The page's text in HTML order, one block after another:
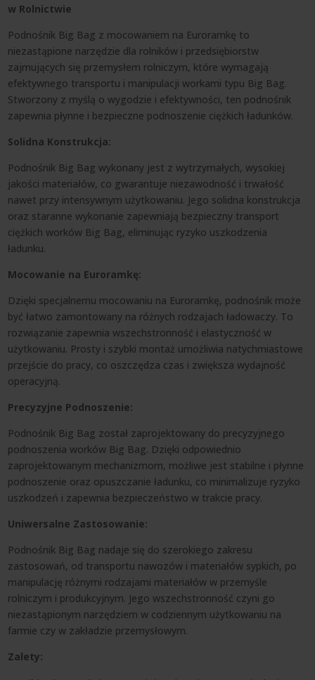
w Rolnictwie
Podnośnik Big Bag z mocowaniem na Euroramkę to
niezastąpione narzędzie dla rolników i przedsiębiorstw
zajmujących się przemysłem rolniczym, które wymagają
efektywnego transportu i manipulacji workami typu Big Bag.
Stworzony z myślą o wygodzie i efektywności, ten podnośnik
zapewnia płynne i bezpieczne podnoszenie ciężkich ładunków.
Solidna Konstrukcja:
Podnośnik Big Bag wykonany jest z wytrzymałych, wysokiej
jakości materiałów, co gwarantuje niezawodność i trwałość
nawet przy intensywnym użytkowaniu. Jego solidna konstrukcja
oraz staranne wykonanie zapewniają bezpieczny transport
ciężkich worków Big Bag, eliminując ryzyko uszkodzenia
ładunku.
Mocowanie na Euroramkę:
Dzięki specjalnemu mocowaniu na Euroramkę, podnośnik może
być łatwo zamontowany na różnych rodzajach ładowaczy. To
rozwiązanie zapewnia wszechstronność i elastyczność w
użytkowaniu. Prosty i szybki montaż umożliwia natychmiastowe
przejście do pracy, co oszczędza czas i zwiększa wydajność
operacyjną.
Precyzyjne Podnoszenie:
Podnośnik Big Bag został zaprojektowany do precyzyjnego
podnoszenia worków Big Bag. Dzięki odpowiednio
zaprojektowanym mechanizmom, możliwe jest stabilne i płynne
podnoszenie oraz opuszczanie ładunku, co minimalizuje ryzyko
uszkodzeń i zapewnia bezpieczeństwo w trakcie pracy.
Uniwersalne Zastosowanie:
Podnośnik Big Bag nadaje się do szerokiego zakresu
zastosowań, od transportu nawozów i materiałów sypkich, po
manipulację różnymi rodzajami materiałów w przemyśle
rolniczym i produkcyjnym. Jego wszechstronność czyni go
niezastąpionym narzędziem w codziennym użytkowaniu na
farmie czy w zakładzie przemysłowym.
Zalety: